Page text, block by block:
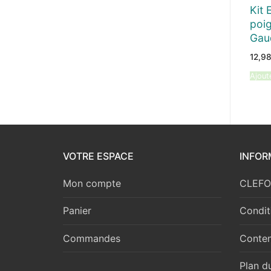
Kit
12,98
VOTRE ESPACE
Mon compte
Panier
Commandes
Plan